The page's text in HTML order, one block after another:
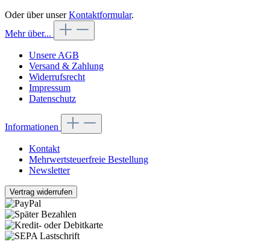
Oder über unserKontaktformular.
Mehr über...
Unsere AGB
Versand & Zahlung
Widerrufsrecht
Impressum
Datenschutz
Informationen
Kontakt
Mehrwertsteuerfreie Bestellung
Newsletter
Vertrag widerrufen